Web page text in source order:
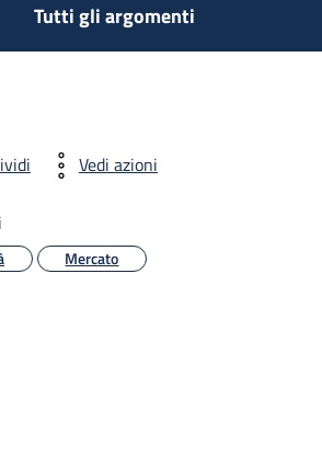
Tutti gli argomenti
Vedi azioni
Mercato